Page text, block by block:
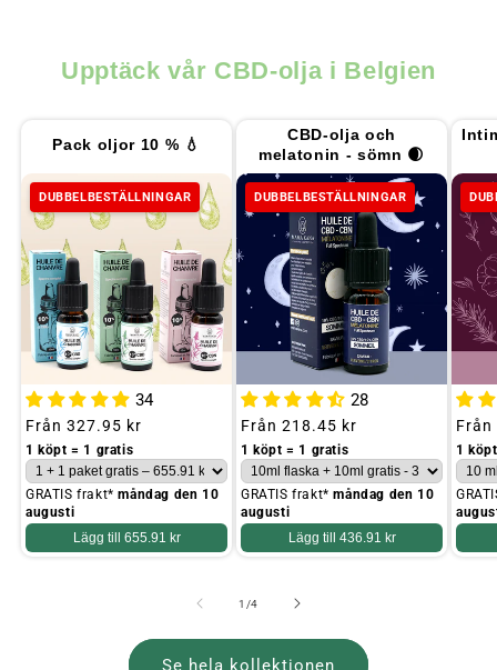
Upptäck vår CBD-olja i Belgien
Pack oljor 10 % 💧
DUBBELBESTÄLLNINGAR
34
Ordinarie
pris
Från 327.95 kr
1 köpt = 1 gratis
GRATIS frakt*måndag den 10
augusti
Lägg till 655.91 kr
CBD-olja och
melatonin - sömn 🌒
DUBBELBESTÄLLNINGAR
28
Ordinarie
pris
Från 218.45 kr
1 köpt = 1 gratis
GRATIS frakt*måndag den 10
augusti
Lägg till 436.91 kr
pris
Från
1
1 /av
4
Se hela kollektionen